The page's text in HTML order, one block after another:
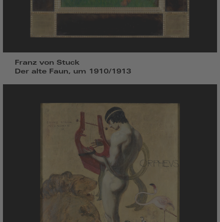
Franz von Stuck
Der alte Faun, um 1910/1913